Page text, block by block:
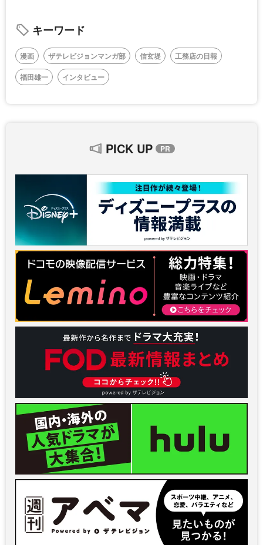
キーワード
漫画 ザテレビジョンマンガ部 信玄堤
工務店の日報
福田雄一
インタビュー
PICK UP